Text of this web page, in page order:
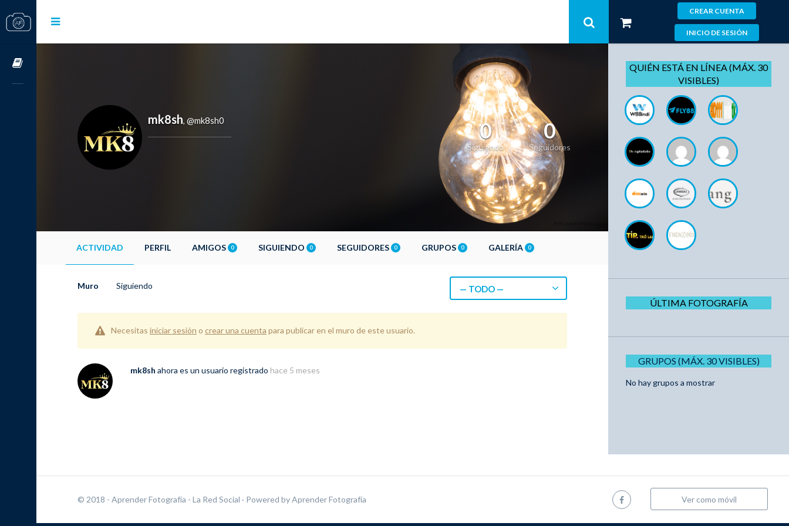
CREAR CUENTA
INICIO DE SESIÓN
mk8sh, @mk8sh0 0
Siguiendo
0
Seguidores
ACTIVIDAD PERFIL AMIGOS 0 SIGUIENDO 0 SEGUIDORES 0 GRUPOS 0 GALERÍA 0
Muro Siguiendo — TODO —
Necesitas iniciar sesión o crear una cuenta para publicar en el muro de este usuario.
mk8sh ahora es un usuario registrado hace 5 meses
QUIÉN ESTÁ EN LÍNEA (MÁX. 30
VISIBLES)
ÚLTIMA FOTOGRAFÍA
GRUPOS (MÁX. 30 VISIBLES)
No hay grupos a mostrar
© 2018 - Aprender Fotografía - La Red Social · Powered byAprender Fotografía